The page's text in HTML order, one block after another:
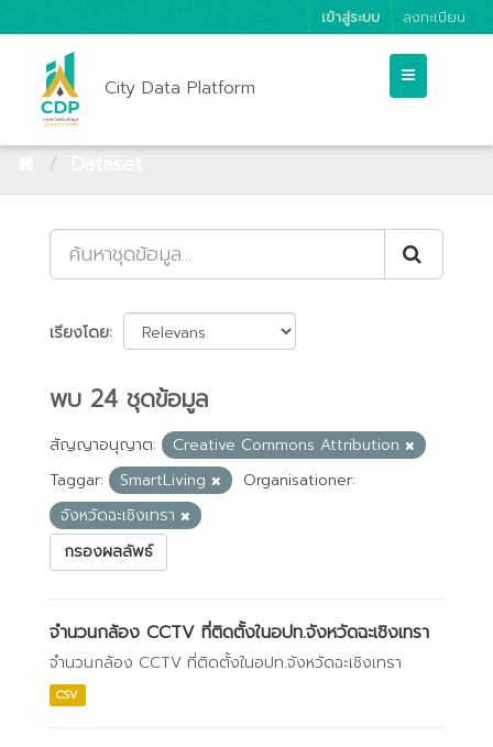
เข้าสู่ระบบ ลงทะเบียน
City Data Platform
เรียงโดย
พบ 24 ชุดข้อมูล
สัญญาอนุญาต:
Creative Commons Attribution
Taggar:
SmartLiving
Organisationer:
จังหวัดฉะเชิงเทรา
กรองผลลัพธ์
จำนวนกล้อง CCTV ที่ติดตั้งในอปท.จังหวัดฉะเชิงเทรา
จำนวนกล้อง CCTV ที่ติดตั้งในอปท.จังหวัดฉะเชิงเทรา
CSV